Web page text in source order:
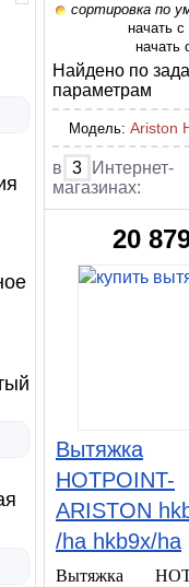
сортировка по
начать
начать
Найдено по
параметрам
Модель: Ariston
в 3
Интернет-
магазинах:
20
Вытяжка
HOTPOINT-
ARISTON
/ha hkb9x/ha
Вытяжка